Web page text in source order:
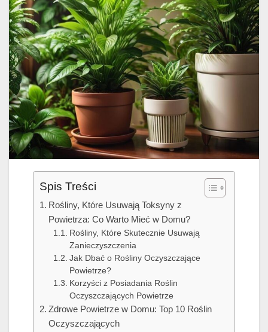
Spis Treści
Rośliny, Które Usuwają Toksyny z
Powietrza: Co Warto Mieć w Domu?
Rośliny, Które Skutecznie Usuwają
Zanieczyszczenia
Jak Dbać o Rośliny Oczyszczające
Powietrze?
Korzyści z Posiadania Roślin
Oczyszczających Powietrze
Zdrowe Powietrze w Domu: Top 10 Roślin
Oczyszczających